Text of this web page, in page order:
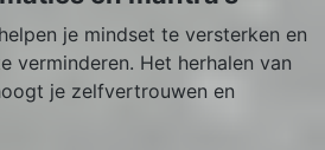
je mindset te versterken en
verminderen. Het herhalen van
je zelfvertrouwen en